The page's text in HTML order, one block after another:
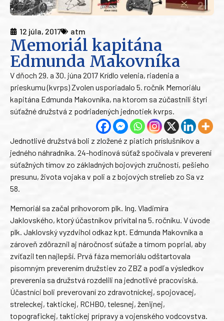
12 júla, 2017 atm
Memoriál kapitána
Edmunda Makovníka
V dňoch 29. a 30. júna 2017 Krídlo velenia, riadenia a
prieskumu (kvrps) Zvolen usporiadalo 5. ročník Memoriálu
kapitána Edmunda Makovníka, na ktorom sa zúčastnili štyri
súťažné družstvá z podriadených jednotiek kvrps.
Jednotlivé družstvá boli z zložené z piatich príslušníkov a
jedného náhradníka. 24-hodinová súťaž spočívala v preverení
súťažných tímov zo základných bojových zručností, pešieho
presunu, života vojaka v poli a z bojových strelieb zo Sa vz
58.
Memoriál sa začal príhovorom plk. Ing. Vladimíra
Jaklovského, ktorý účastníkov privítal na 5. ročníku. V úvode
plk. Jaklovský vyzdvihol odkaz kpt. Edmunda Makovníka a
zároveň zdôraznil aj náročnosť súťaže a tímom poprial, aby
zvíťazil ten najlepší. Prvá fáza memoriálu odštartovala
písomným preverením družstiev zo ZBZ a podľa výsledkov
preverenia sa družstvá rozdelili na jednotlivé pracoviská.
Účastníci boli preverovaní zo zdravotníckej, spojovacej,
streleckej, taktickej, RCHBO, telesnej, ženijnej,
topografickej, taktickej prípravy a vojenského vodcovstva.